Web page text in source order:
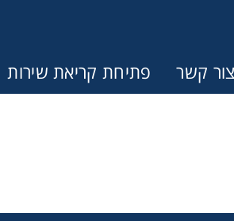
צור קשר פתיחת קריאת שירות